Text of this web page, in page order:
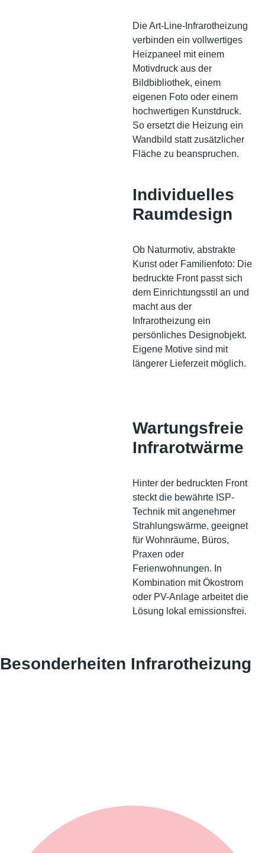
Die Art-Line-Infrarotheizung
verbinden ein vollwertiges
Heizpaneel mit einem
Motivdruck aus der
Bildbibliothek, einem
eigenen Foto oder einem
hochwertigen Kunstdruck.
So ersetzt die Heizung ein
Wandbild statt zusätzlicher
Fläche zu beanspruchen.
Individuelles
Raumdesign
Ob Naturmotiv, abstrakte
Kunst oder Familienfoto: Die
bedruckte Front passt sich
dem Einrichtungsstil an und
macht aus der
Infrarotheizung ein
persönliches Designobjekt.
Eigene Motive sind mit
längerer Lieferzeit möglich.
Wartungsfreie
Infrarotwärme
Hinter der bedruckten Front
steckt die bewährte ISP-
Technik mit angenehmer
Strahlungswärme, geeignet
für Wohnräume, Büros,
Praxen oder
Ferienwohnungen. In
Kombination mit Ökostrom
oder PV-Anlage arbeitet die
Lösung lokal emissionsfrei.
Besonderheiten Infrarotheizung